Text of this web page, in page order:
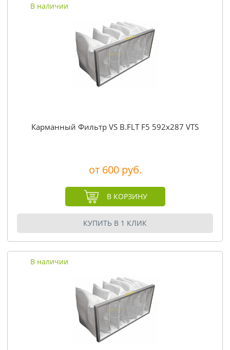
В наличии
Карманный Фильтр VS B.FLT F5 592x287 VTS
от 600 руб.
В КОРЗИНУ
КУПИТЬ В 1 КЛИК
В наличии